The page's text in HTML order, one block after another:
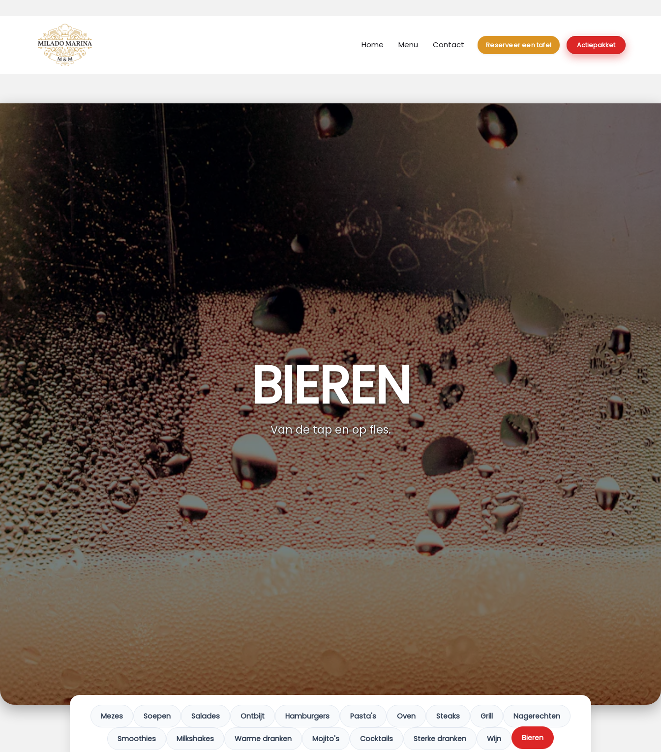
Home Menu Contact Reserveer een tafel Actiepakket
BIEREN
Van de tap en op fles.
Mezes Soepen Salades Ontbijt Hamburgers Pasta's Oven Steaks Grill Nagerechten
Smoothies Milkshakes Warme dranken Mojito's Cocktails Sterke dranken Wijn Bieren